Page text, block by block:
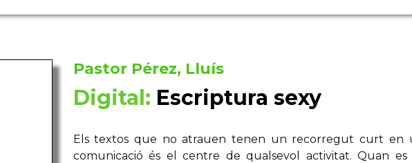
Pastor Pérez, Lluís
Digital: Escriptura sexy
Els textos que no atrauen tenen un recorregut curt en
comunicació és el centre de qualsevol activitat. Quan es